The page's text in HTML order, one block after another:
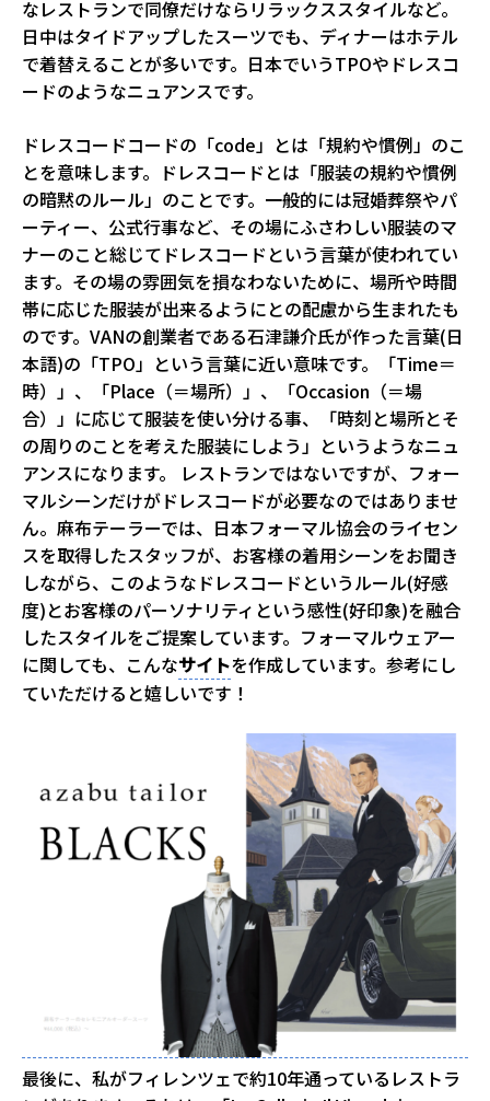
なレストランで同僚だけならリラックススタイルなど。
日中はタイドアップしたスーツでも、ディナーはホテル
で着替えることが多いです。日本でいうTPOやドレスコ
ードのようなニュアンスです。
ドレスコードコードの「code」とは「規約や慣例」のこ
とを意味します。ドレスコードとは「服装の規約や慣例
の暗黙のルール」のことです。一般的には冠婚葬祭やパ
ーティー、公式行事など、その場にふさわしい服装のマ
ナーのこと総じてドレスコードという言葉が使われてい
ます。その場の雰囲気を損なわないために、場所や時間
帯に応じた服装が出来るようにとの配慮から生まれたも
のです。VANの創業者である石津謙介氏が作った言葉(日
本語)の「TPO」という言葉に近い意味です。「Time＝
時）」、「Place（＝場所）」、「Occasion（＝場
合）」に応じて服装を使い分ける事、「時刻と場所とそ
の周りのことを考えた服装にしよう」というようなニュ
アンスになります。 レストランではないですが、フォー
マルシーンだけがドレスコードが必要なのではありませ
ん。麻布テーラーでは、日本フォーマル協会のライセン
スを取得したスタッフが、お客様の着用シーンをお聞き
しながら、このようなドレスコードというルール(好感
度)とお客様のパーソナリティという感性(好印象)を融合
したスタイルをご提案しています。フォーマルウェアー
に関しても、こんなサイトを作成しています。参考にし
ていただけると嬉しいです！
最後に、私がフィレンツェで約10年通っているレストラ